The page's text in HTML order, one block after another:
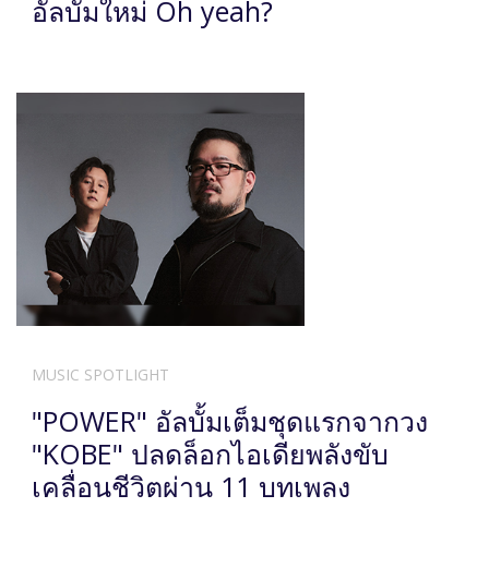
อัลบั้มใหม่ Oh yeah?
MUSIC SPOTLIGHT
"POWER" อัลบั้มเต็มชุดแรกจากวง
"KOBE" ปลดล็อกไอเดียพลังขับ
เคลื่อนชีวิตผ่าน 11 บทเพลง